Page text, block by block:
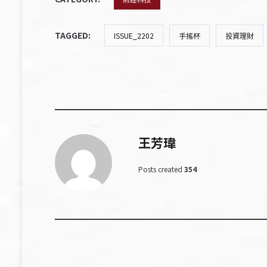
TAGGED: ISSUE_2202 手搖杯 投資理財
王芳瑋
Posts created 354